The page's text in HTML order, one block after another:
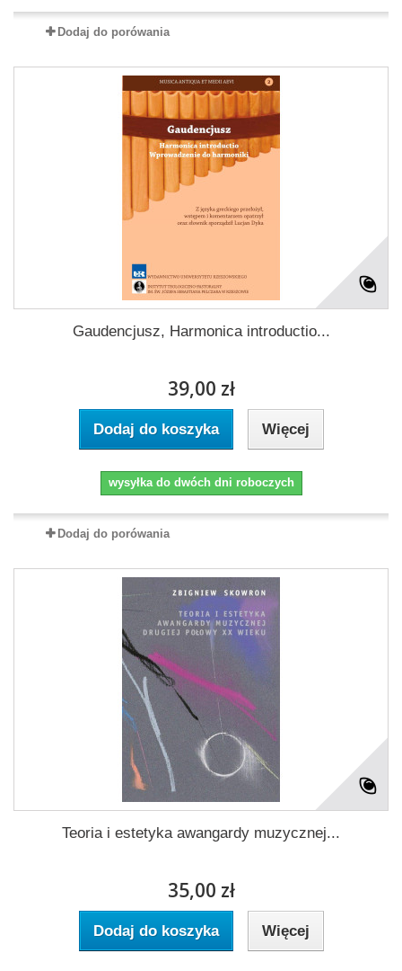
Dodaj do porówania
Gaudencjusz, Harmonica introductio...
39,00 zł
Dodaj do koszyka Więcej
wysyłka do dwóch dni roboczych
Dodaj do porówania
Teoria i estetyka awangardy muzycznej...
35,00 zł
Dodaj do koszyka Więcej